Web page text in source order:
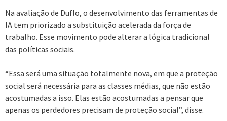
Na avaliação de Duflo, o desenvolvimento das ferramentas de
IA tem priorizado a substituição acelerada da força de
trabalho. Esse movimento pode alterar a lógica tradicional
das políticas sociais.
“Essa será uma situação totalmente nova, em que a proteção
social será necessária para as classes médias, que não estão
acostumadas a isso. Elas estão acostumadas a pensar que
apenas os perdedores precisam de proteção social”, disse.